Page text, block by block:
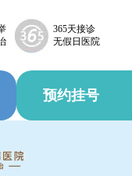
365天接诊
无假日医院
预约挂号